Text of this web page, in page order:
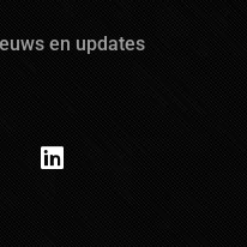
en updates